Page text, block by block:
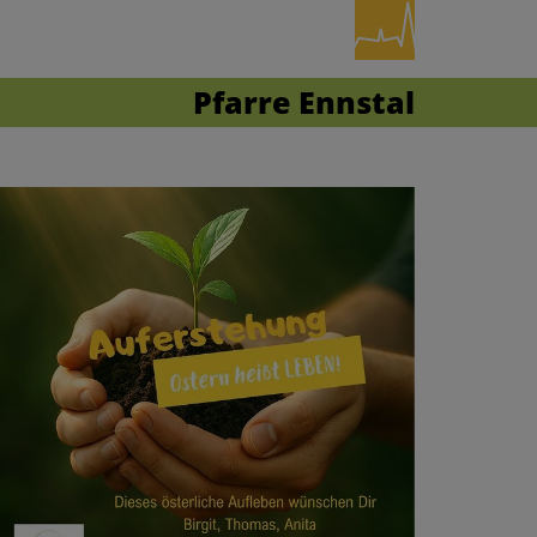
Pfarre Ennstal